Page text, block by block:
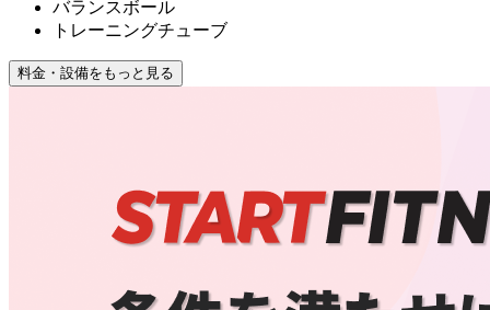
バランスボール
トレーニングチューブ
料金・設備をもっと見る